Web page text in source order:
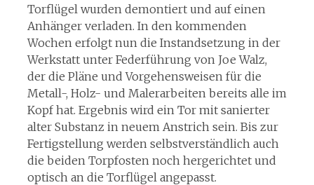
Torflügel wurden demontiert und auf einen
Anhänger verladen. In den kommenden
Wochen erfolgt nun die Instandsetzung in der
Werkstatt unter Federführung von Joe Walz,
der die Pläne und Vorgehensweisen für die
Metall-, Holz- und Malerarbeiten bereits alle im
Kopf hat. Ergebnis wird ein Tor mit sanierter
alter Substanz in neuem Anstrich sein. Bis zur
Fertigstellung werden selbstverständlich auch
die beiden Torpfosten noch hergerichtet und
optisch an die Torflügel angepasst.